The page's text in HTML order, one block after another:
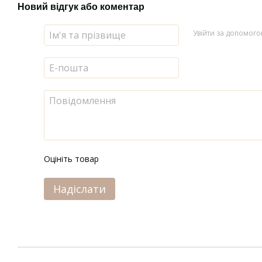
Новий відгук або коментар
Увійти за
Оцініть товар
Надіслати